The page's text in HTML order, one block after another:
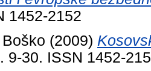
1452-2152
(2009)
9-30. ISSN 1452-